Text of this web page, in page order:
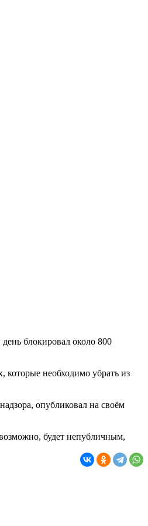
блокировал около 800
которые необходимо убрать из
опубликовал на своём
будет непубличным,